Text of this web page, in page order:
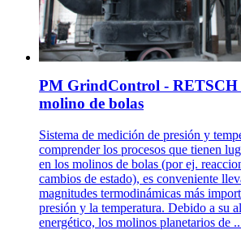
PM GrindControl - RETSCH
molino de bolas
Sistema de medición de presión y
comprender los procesos que tienen
en los molinos de bolas (por ej.
cambios de estado), es conveniente
magnitudes termodinámicas más
presión y la temperatura. Debido a su
energético, los molinos planetarios de